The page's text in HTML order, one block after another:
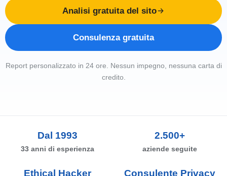
Analisi gratuita del sito
Consulenza gratuita
Report personalizzato in 24 ore. Nessun impegno, nessuna carta di
credito.
Dal 1993
33 anni di esperienza
2.500+
aziende seguite
Ethical Hacker Consulente Privacy